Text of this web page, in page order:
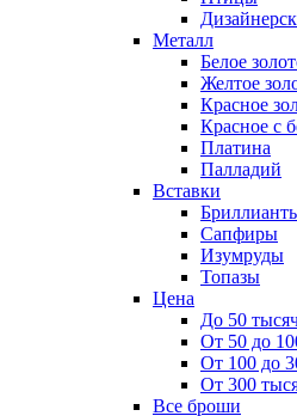
Металл
Белое
Желтое
Красное
Красное с
Платина
Палладий
Вставки
Сапфиры
Изумруды
Топазы
Цена
До 50
От 50 до
От 100 до
От 300
Все броши